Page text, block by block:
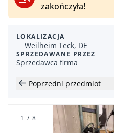
zakończyła!
LOKALIZACJA
Weilheim Teck, DE
SPRZEDAWANE PRZEZ
Sprzedawca firma
Poprzedni przedmiot
1 / 8